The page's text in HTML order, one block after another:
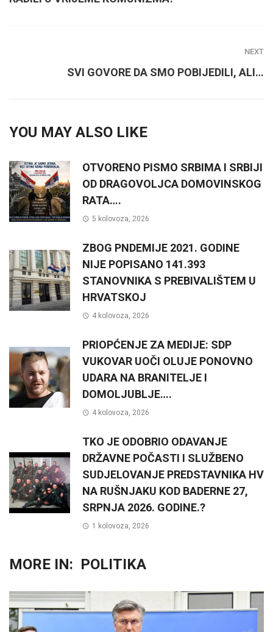
NEXT
SVI GOVORE DA SMO POBIJEDILI, ALI…
YOU MAY ALSO LIKE
OTVORENO PISMO SRBIMA I SRBIJI
OD DRAGOVOLJCA DOMOVINSKOG
RATA….
5 kolovoza, 2026
ZBOG PNDEMIJE 2021. GODINE
NIJE POPISANO 141.393
STANOVNIKA S PREBIVALIŠTEM U
HRVATSKOJ
4 kolovoza, 2026
PRIOPĆENJE ZA MEDIJE: SDP
VUKOVAR UOČI OLUJE PONOVNO
UDARA NA BRANITELJE I
DOMOLJUBLJE….
4 kolovoza, 2026
TKO JE ODOBRIO ODAVANJE
DRŽAVNE POČASTI I SLUŽBENO
SUDJELOVANJE PREDSTAVNIKA HV
NA RUŠNJAKU KOD BADERNE 27,
SRPNJA 2026. GODINE.?
1 kolovoza, 2026
MORE IN: POLITIKA